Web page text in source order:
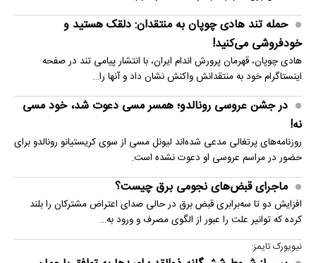
حمله تند هادی چوپان به منتقدان: دلقک هستید و
خودفروشی می‌کنید!
هادی چوپان، قهرمان پرورش اندام ایران، با انتشار پیامی تند در صفحه
اینستاگرام خود به منتقدانش واکنش نشان داد و آنها را…
در جشن عروسی رونالدو؛ همسر مسی دعوت شد، خود مسی
نه!
روزنامه‌های پرتغالی مدعی شده‌اند لیونل مسی از سوی کریستیانو رونالدو برای
حضور در مراسم عروسی او دعوت نشده است.
ماجرای قبض‌های نجومی برق چیست؟
افزایش دو تا سه‌برابری قبض برق در حالی صدای اعتراض مشترکان را بلند
کرده که توانیر علت را عبور از الگوی مصرف و ورود به…
نیویورک تایمز: